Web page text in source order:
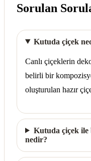
Sorulan
Kutuda çiçek
Canlı çiçeklerin
belirli bir
oluşturulan hazır
Kutuda çiçek ile
nedir?